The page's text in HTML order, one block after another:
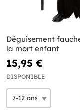
Déguisement
la mort enfant
15,95 €
DISPONIBLE